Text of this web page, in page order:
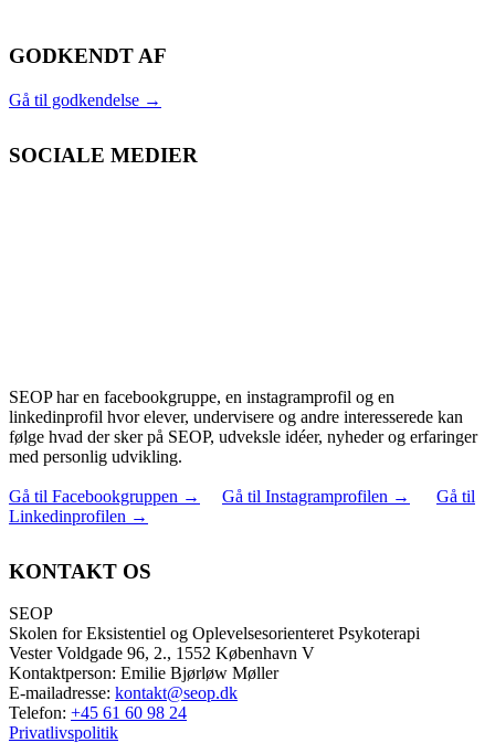
GODKENDT AF
Gå til godkendelse →
SOCIALE MEDIER
SEOP har en facebookgruppe, en instagramprofil og en
linkedinprofil hvor elever, undervisere og andre interesserede kan
følge hvad der sker på SEOP, udveksle idéer, nyheder og erfaringer
med personlig udvikling.
Gå til Facebookgruppen → Gå til Instagramprofilen →
Gå til
Linkedinprofilen →
KONTAKT OS
SEOP
Skolen for Eksistentiel og Oplevelsesorienteret Psykoterapi
Vester Voldgade 96, 2., 1552 København V
Kontaktperson: Emilie Bjørløw Møller
E-mailadresse: kontakt@seop.dk
Telefon: +45 61 60 98 24
Privatlivspolitik